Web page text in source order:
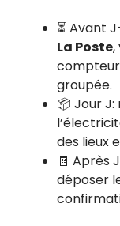
⏳ Avant
La Poste,
groupée.
📦 Jour
des lieux
🧾 Après
déposer